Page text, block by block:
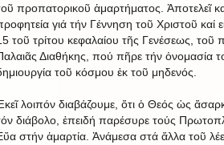
προπατορικοῦ ἁμαρτήματος. Ἀποτελεῖ
γιά τήν Γέννηση τοῦ Χριστοῦ καί
τοῦ τρίτου κεφαλαίου τῆς Γενέσεως, τοῦ
Διαθήκης, πού πῆρε τήν ὀνομασία
τοῦ κόσμου ἐκ τοῦ μηδενός.
λοιπόν διαβάζουμε, ὅτι ὁ Θεός ὡς
διάβολο, ἐπειδή παρέσυρε τούς
στήν ἁμαρτία. Ἀνάμεσα στά ἄλλα τοῦ